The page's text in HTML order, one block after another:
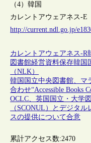
（4）韓国
カレントアウェアネス-E
http://current.ndl.go.jp/
カレントアウェアネス-R
図書館経営資料保存韓国
（NLK）
韓国国立中央図書館、マ
合わせ“Accessible Books
OCLC、英国国立・大学
（SCONUL）とデジタ
スの提供について合意
累計アクセス数:2470